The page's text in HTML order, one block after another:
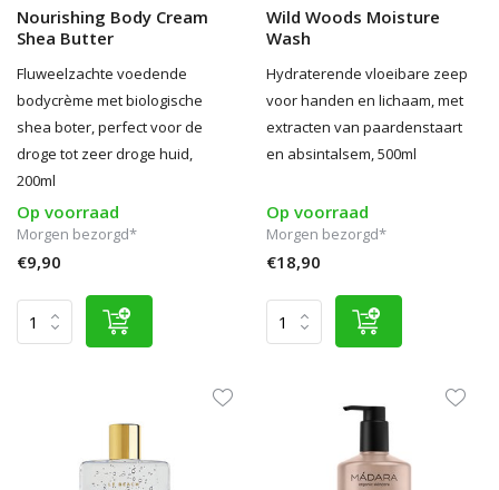
Nourishing Body Cream
Shea Butter
Fluweelzachte voedende
bodycrème met biologische
shea boter, perfect voor de
droge tot zeer droge huid,
200ml
Op voorraad
Morgen bezorgd*
€9,90
Wild Woods Moisture
Wash
Hydraterende vloeibare zeep
voor handen en lichaam, met
extracten van paardenstaart
en absintalsem, 500ml
Op voorraad
Morgen bezorgd*
€18,90